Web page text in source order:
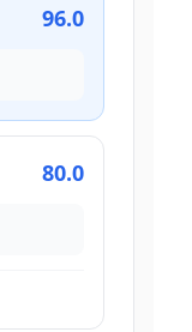
96.0
80.0